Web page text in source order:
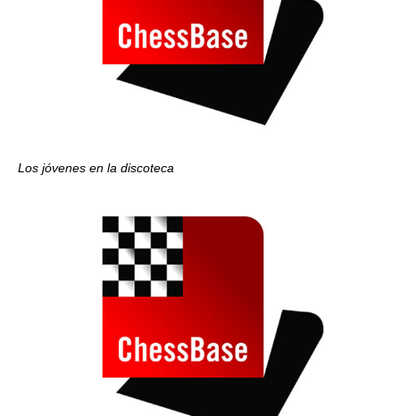
Los jóvenes en la discoteca